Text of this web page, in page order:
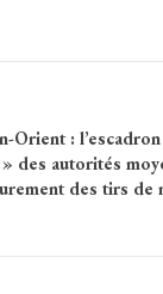
Orient :
des autorités
des tirs de